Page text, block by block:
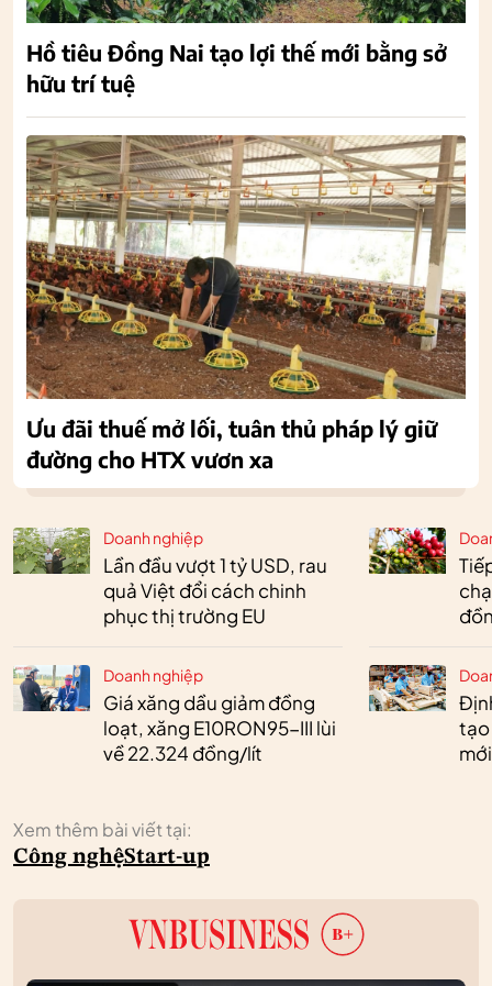
Doanh nghiệp
Lần đầu vượt 1 tỷ USD, rau
quả Việt đổi cách chinh
phục thị trường EU
Doanh nghiệp
Giá xăng dầu giảm đồng
loạt, xăng E10RON95-III lùi
về 22.324 đồng/lít
tạo
Xem thêm bài viết tại:
Công nghệStart-up
Hồ tiêu Đồng Nai tạo lợi thế mới bằng sở
hữu trí tuệ
Ưu đãi thuế mở lối, tuân thủ pháp lý giữ
đường cho HTX vươn xa